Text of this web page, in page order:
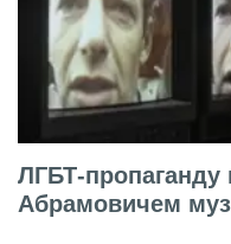
ЛГБТ-
Абрамовичем